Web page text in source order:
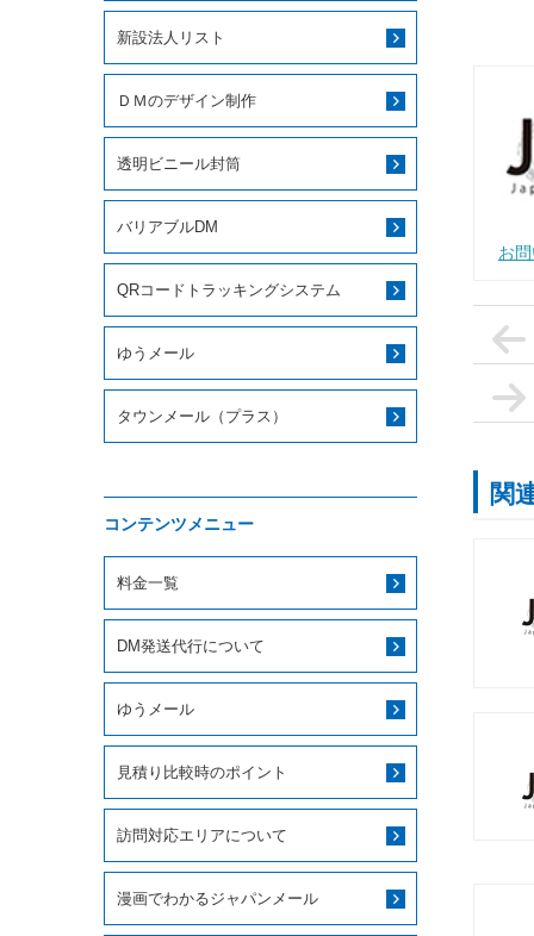
お
関
新設法人リスト
ＤＭのデザイン制作
透明ビニール封筒
バリアブルDM
QRコードトラッキングシステム
ゆうメール
タウンメール（プラス）
コンテンツメニュー
料金一覧
DM発送代行について
ゆうメール
見積り比較時のポイント
訪問対応エリアについて
漫画でわかるジャパンメール